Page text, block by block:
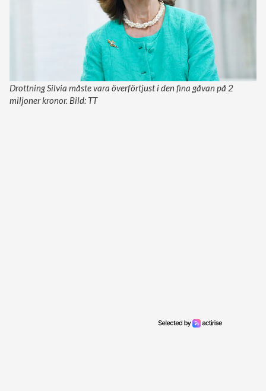
Drottning Silvia måste vara överförtjust i den fina gåvan på 2
miljoner kronor. Bild: TT